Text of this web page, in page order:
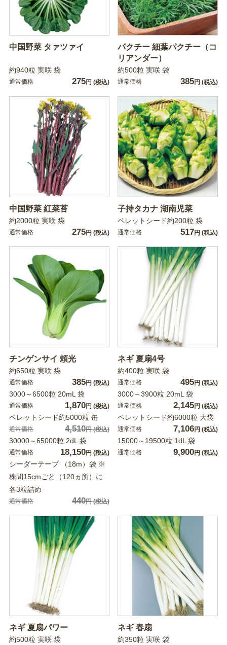
中国野菜 タァツァイ
約940粒 実咲 袋
通常価格 275円 (税込)
パクチー 細葉パクチー（コ
リアンダー）
約500粒 実咲 袋
通常価格 385円 (税込)
中国野菜 紅菜苔
約2000粒 実咲 袋
通常価格 275円 (税込)
子持タカナ 湖南児菜
ペレットシード約200粒 袋
通常価格 517円 (税込)
チンゲンサイ 頼光
約650粒 実咲 袋
通常価格 385円 (税込)
3000～6500粒 20mL 袋
通常価格 1,870円 (税込)
ペレットシード約5000粒 缶
通常価格 4,510円(税込)
30000～65000粒 2dL 袋
通常価格 18,150円 (税込)
シーダーテープ （18m）袋 ※
株間15cmごと（120ヵ所）に
各3粒詰め
通常価格 440円(税込)
ネギ 夏扇4号
約400粒 実咲 袋
通常価格 495円 (税込)
3000～3900粒 20mL 袋
通常価格 2,145円 (税込)
ペレットシード約6000粒 大袋
通常価格 7,106円 (税込)
15000～19500粒 1dL 袋
通常価格 9,900円 (税込)
ネギ 夏扇パワー
約500粒 実咲 袋
ネギ 春扇
約350粒 実咲 袋